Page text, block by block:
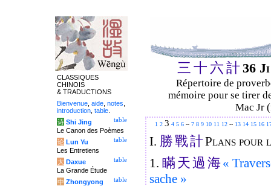
三 十 六計36
Répertoire de
mémoire pour se tirer
Mac Jr
1 2 3 4 5 6 -- 7 8 9 10 11 12 -- 13 14 15 16
I. 勝戰計Plans pour
1. 瞞 天過 海«
sache »
CLASSIQUES
CHINOIS
& TRADUCTIONS
Bienvenue aide notes
introduction table
table
诗 Shi Jing
Le Canon des Poèmes
table
论 Lun Yu
Les Entretiens
table
大 Daxue
La Grande Étude
table
中 Zhongyong